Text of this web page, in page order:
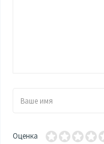
Оценка